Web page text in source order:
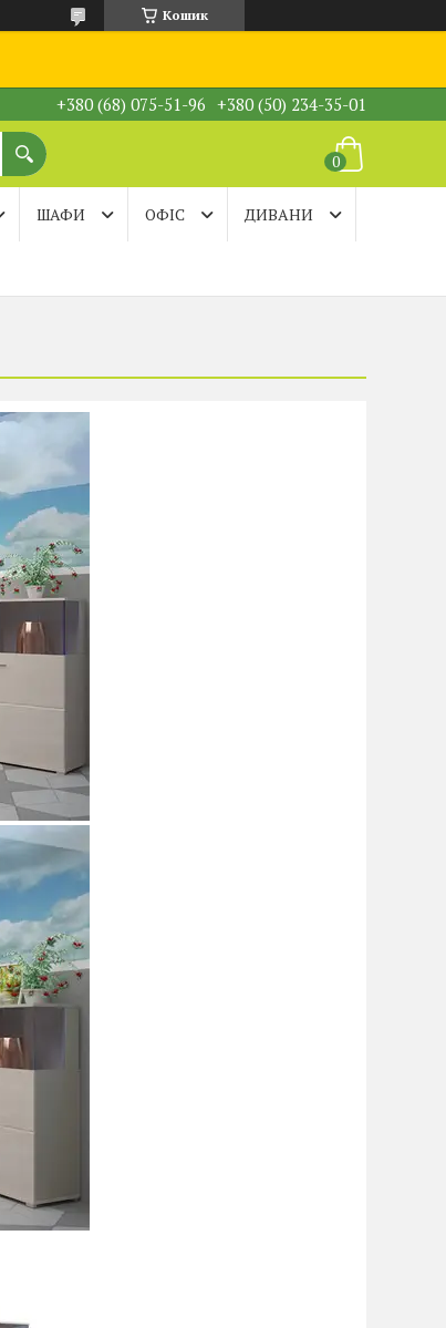
Кошик
+380 (68) 075-51-96 +380 (50) 234-35-01
ШАФИ ОФІС ДИВАНИ